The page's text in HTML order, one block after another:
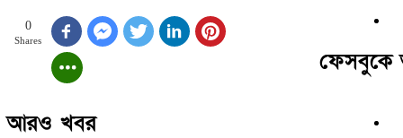
0
Shares
আরও খবর
ফেসবুকে